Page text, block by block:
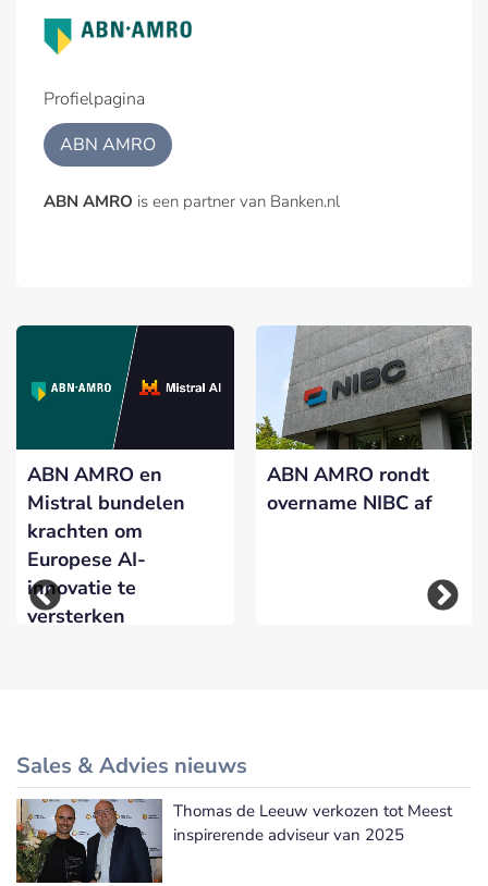
Profielpagina
ABN AMRO
ABN AMRO is een partner van Banken.nl
ABN AMRO en
Mistral bundelen
krachten om
Europese AI-
innovatie te
versterken
ABN AMRO rondt
overname NIBC af
Sales & Advies nieuws
Meer Sales & Advies nieuws
Thomas de Leeuw verkozen tot Meest
inspirerende adviseur van 2025